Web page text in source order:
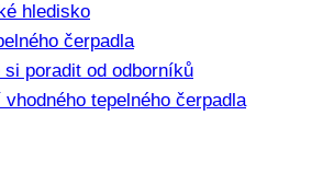
hledisko
čerpadla
poradit od odborníků
tepelného čerpadla